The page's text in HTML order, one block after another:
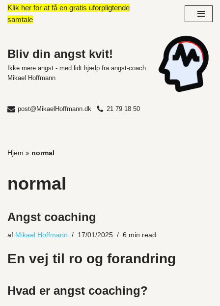
Spring
indhold
Klik her for at få en gratis uforpligtende
samtale
Bliv din angst kvit!
Ikke mere angst - med lidt hjælp fra angst-coach
Mikael Hoffmann
post@MikaelHoffmann.dk 21 79 18 50
Hjem » normal
normal
Angst coaching
af Mikael Hoffmann 17/01/2025 6 min read
En vej til ro og forandring
Hvad er angst coaching?